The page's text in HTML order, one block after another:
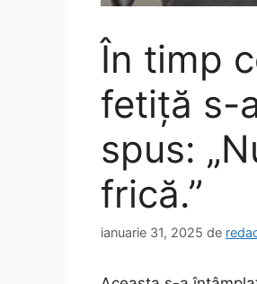
În timp
fetiță s-
spus:
frică.”
ianuarie 31, 2025 de